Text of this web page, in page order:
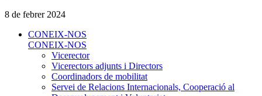
8 de febrer 2024
CONEIX-NOS
CONEIX-NOS
Vicerector
Vicerectors adjunts i Directors
Coordinadors de mobilitat
Servei de Relacions Internacionals, Cooperació al